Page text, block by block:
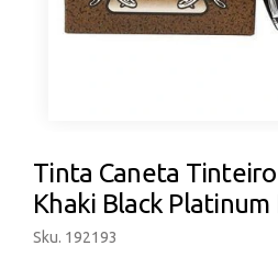
Tinta Caneta Tinteiro
Khaki Black Platinum
Sku. 192193